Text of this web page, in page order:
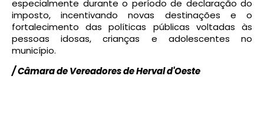
especialmente durante o período de declaração do
imposto, incentivando novas destinações e o
fortalecimento das políticas públicas voltadas às
pessoas idosas, crianças e adolescentes no
município.
/ Câmara de Vereadores de Herval d'Oeste